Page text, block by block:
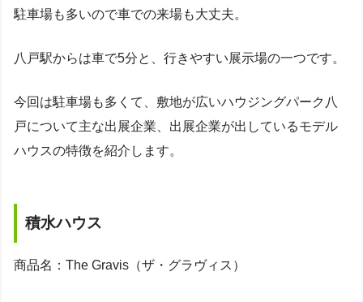
駐車場も多いので車での来場も大丈夫。
八戸駅からは車で5分と、行きやすい展示場の一つです。
今回は駐車場も多くて、敷地が広いハウジングパーク八
戸について主な出展企業、出展企業が出しているモデル
ハウスの特徴を紹介します。
積水ハウス
商品名：The Gravis（ザ・グラヴィス）